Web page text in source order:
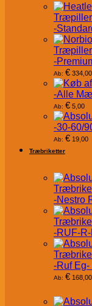
Træpiller
-
Træpiller
-
Ab: € 334,00
-Alle
Ab: € 5,00
-30-60/
Ab: € 19,00
Træbriketter
-Nestro
-RUF-
-Ruf Eg-
Ab: € 168,00